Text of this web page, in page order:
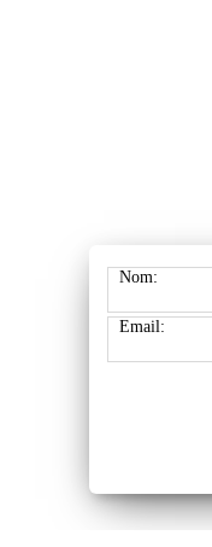
Nom:
Email: